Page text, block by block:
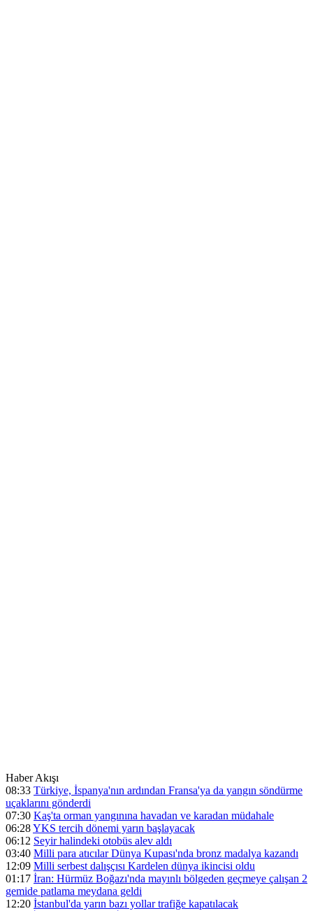
Haber Akışı
08:33 Türkiye, İspanya'nın ardından Fransa'ya da yangın söndürme
uçaklarını gönderdi
07:30 Kaş'ta orman yangınına havadan ve karadan müdahale
06:28YKS tercih dönemi yarın başlayacak
06:12 Seyir halindeki otobüs alev aldı
03:40 Milli para atıcılar Dünya Kupası'nda bronz madalya kazandı
12:09 Milli serbest dalışçısı Kardelen dünya ikincisi oldu
01:17 İran: Hürmüz Boğazı'nda mayınlı bölgeden geçmeye çalışan 2
gemide patlama meydana geldi
12:20 İstanbul'da yarın bazı yollar trafiğe kapatılacak